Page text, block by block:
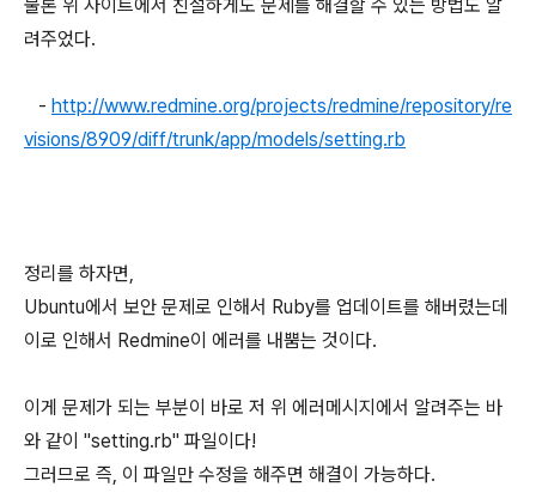
물론 위 사이트에서 친절하게도 문제를 해결할 수 있는 방법도 알
려주었다.
- http://www.redmine.org/projects/redmine/repository/re
visions/8909/diff/trunk/app/models/setting.rb
정리를 하자면,
Ubuntu에서 보안 문제로 인해서 Ruby를 업데이트를 해버렸는데
이로 인해서 Redmine이 에러를 내뿜는 것이다.
이게 문제가 되는 부분이 바로 저 위 에러메시지에서 알려주는 바
와 같이 "setting.rb" 파일이다!
그러므로 즉, 이 파일만 수정을 해주면 해결이 가능하다.